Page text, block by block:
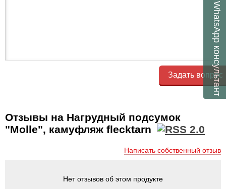
Задать вопрос
Отзывы на Нагрудный подсумок
"Molle", камуфляж flecktarn
Написать собственный отзыв
Нет отзывов об этом продукте
WhatsApp
консультант